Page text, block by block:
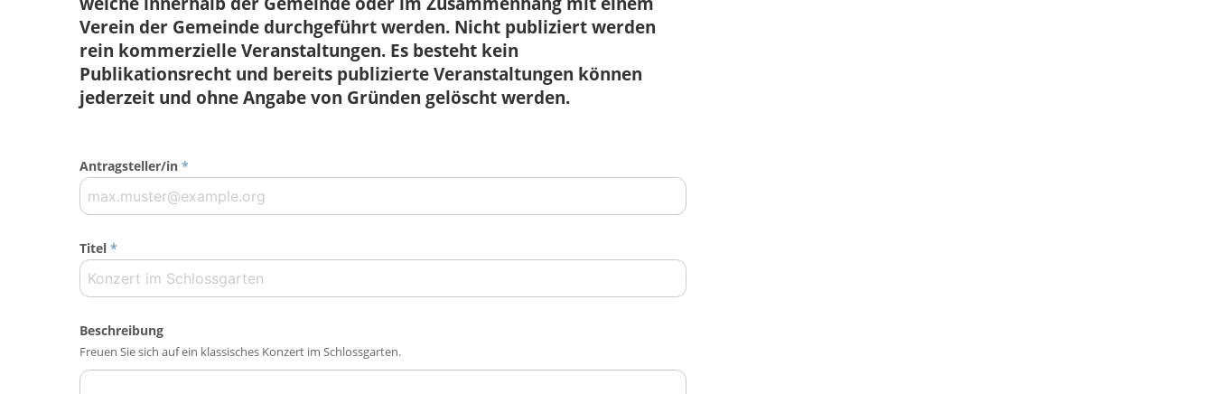
Verein der Gemeinde durchgeführt werden. Nicht publiziert werden
rein kommerzielle Veranstaltungen. Es besteht kein
Publikationsrecht und bereits publizierte Veranstaltungen können
jederzeit und ohne Angabe von Gründen gelöscht werden.
Antragsteller/in *
Titel *
Beschreibung
Freuen Sie sich auf ein klassisches Konzert im Schlossgarten.